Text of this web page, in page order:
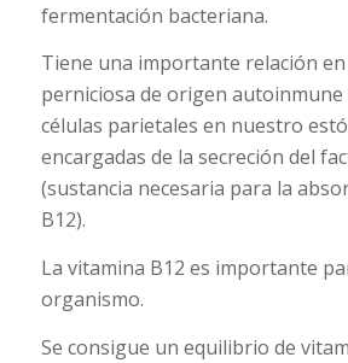
fermentación bacteriana.
Tiene una importante relación
perniciosa de origen autoinmune
células parietales en nuestro
encargadas de la secreción del
(sustancia necesaria para la
B12).
La vitamina B12 es importante
organismo.
Se consigue un equilibrio de